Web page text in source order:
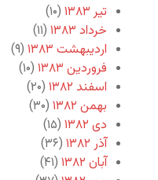
تیر ۱۳۸۳
(۱۰)
خرداد ۱۳۸۳
(۱۱)
اردیبهشت ۱۳۸۳
(۹)
فروردین ۱۳۸۳
(۱۰)
اسفند ۱۳۸۲
(۲۰)
بهمن ۱۳۸۲
(۳۰)
دی ۱۳۸۲
(۱۵)
آذر ۱۳۸۲
(۳۶)
آبان ۱۳۸۲
(۴۱)